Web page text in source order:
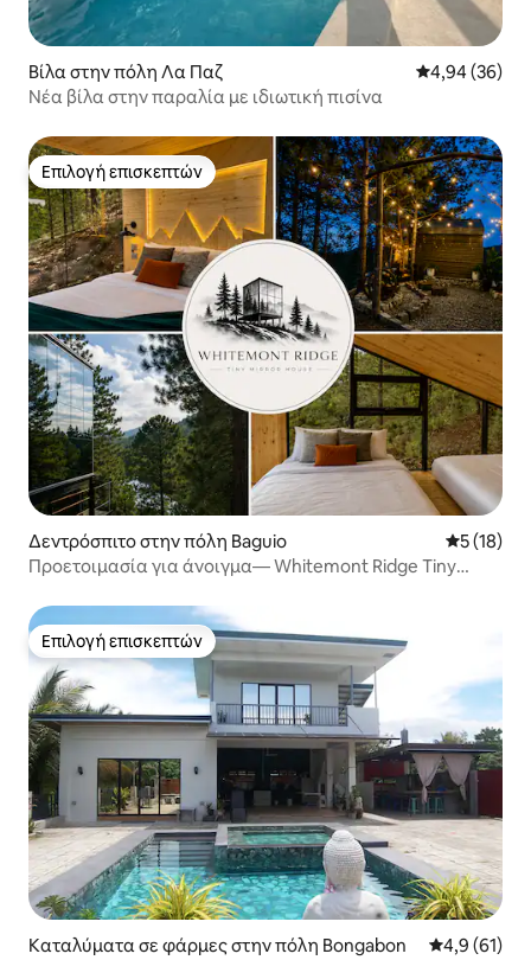
Βίλα στην πόλη Λα Παζ Μέση
4,94 (36)
Νέα βίλα στην παραλία με ιδιωτική πισίνα
Επιλογή επισκεπτών
Επιλογή επισκεπτών
Δεντρόσπιτο στην πόλη Baguio Μέση
5 (18)
Προετοιμασία για άνοιγμα— Whitemont Ridge Tiny
Επιλογή επισκεπτών
Επιλογή επισκεπτών
Καταλύματα σε φάρμες στην πόλη Bongabon Μέση
4,9 (61)